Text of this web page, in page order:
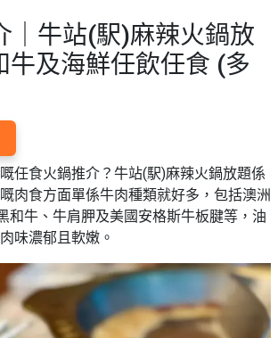
｜牛站(駅)麻辣火鍋放
牛及海鮮任飲任食 (多
任食火鍋推介？牛站(駅)麻辣火鍋放題係
肉食方面單係牛肉種類就好多，包括澳洲
和牛、牛肩胛及美國安格斯牛板腱等，油
味濃郁且軟嫩。